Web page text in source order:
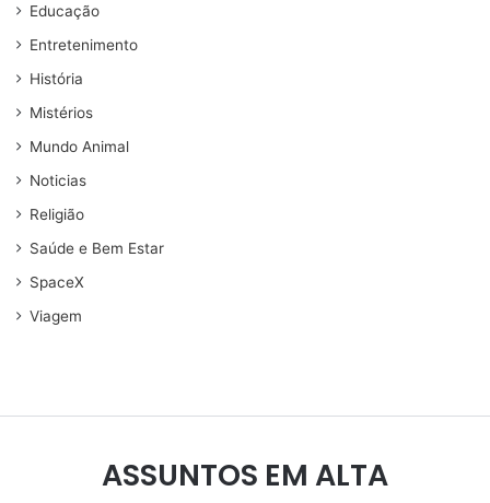
Educação
Entretenimento
História
Mistérios
Mundo Animal
Noticias
Religião
Saúde e Bem Estar
SpaceX
Viagem
ASSUNTOS EM ALTA